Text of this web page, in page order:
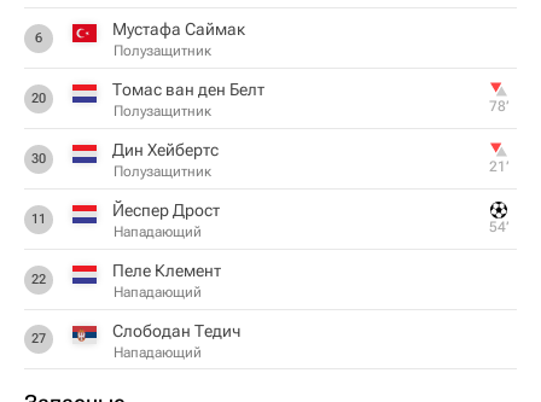
6 Мустафа Саймак
Полузащитник
20 Томас ван ден Белт
Полузащитник 78‎’‎
30 Дин Хейбертс
Полузащитник 21‎’‎
11 Йеспер Дрост
Нападающий 54‎’‎
22 Пеле Клемент
Нападающий
27 Слободан Тедич
Нападающий